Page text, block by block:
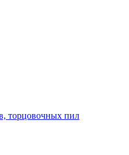
торцовочных пил